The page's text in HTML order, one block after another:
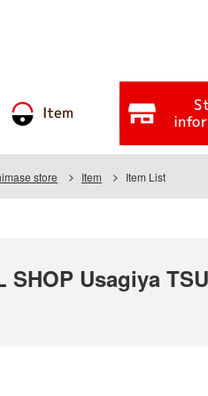
Item
store Item Item List
SHOP Usagiya